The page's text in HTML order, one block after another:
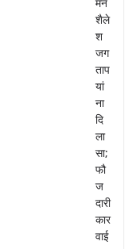
शैले
श
जग
ताप
यां
ना
दि
ला
सा;
फौ
ज
दारी
कार
वाई